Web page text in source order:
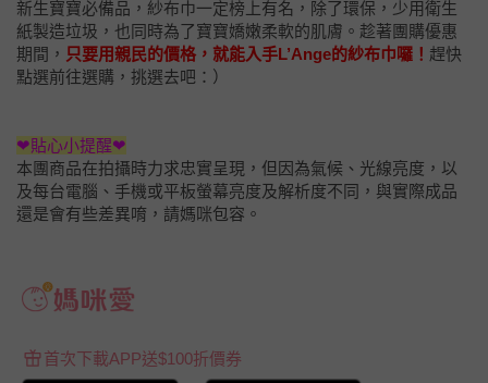
新生寶寶必備品，紗布巾一定榜上有名，除了環保，少用衛生
紙製造垃圾，也同時為了寶寶嬌嫩柔軟的肌膚。趁著團購優惠
期間， 只要用親民的價格，就能入手L’Ange的紗布巾囉！ 趕快
點選前往選購，挑選去吧：）
❤貼心小提醒❤
本團商品在拍攝時力求忠實呈現，但因為氣候、光線亮度，以
及每台電腦、手機或平板螢幕亮度及解析度不同，與實際成品
還是會有些差異唷，請媽咪包容。
首次下載APP送$100折價券